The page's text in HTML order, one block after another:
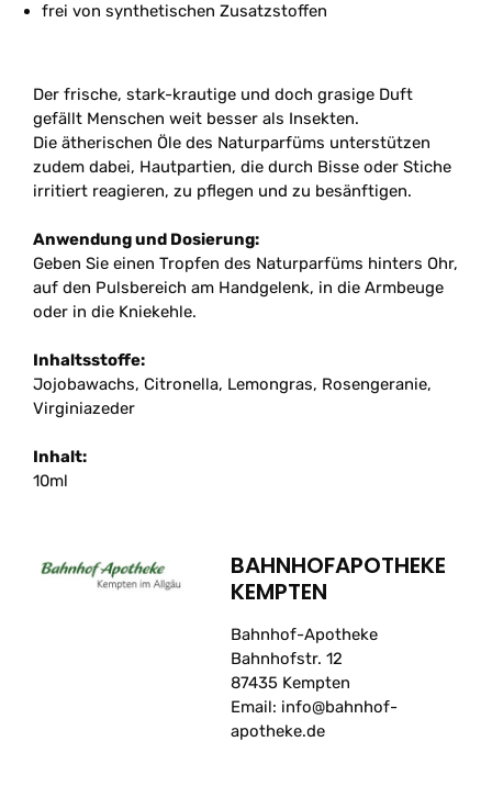
frei von synthetischen Zusatzstoffen
Der frische, stark-krautige und doch grasige Duft
gefällt Menschen weit besser als Insekten.
Die ätherischen Öle des Naturparfüms unterstützen
zudem dabei, Hautpartien, die durch Bisse oder Stiche
irritiert reagieren, zu pflegen und zu besänftigen.
Anwendung und Dosierung:
Geben Sie einen Tropfen des Naturparfüms hinters Ohr,
auf den Pulsbereich am Handgelenk, in die Armbeuge
oder in die Kniekehle.
Inhaltsstoffe:
Jojobawachs, Citronella, Lemongras, Rosengeranie,
Virginiazeder
Inhalt:
10ml
BAHNHOFAPOTHEKE
KEMPTEN
Bahnhof-Apotheke
Bahnhofstr. 12
87435 Kempten
Email: info@bahnhof-
apotheke.de